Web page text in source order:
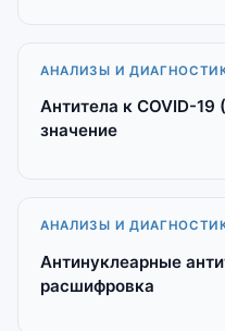
АНАЛИЗЫ И
Антитела к COVID-
значение
АНАЛИЗЫ И
Антинуклеарные
расшифровка